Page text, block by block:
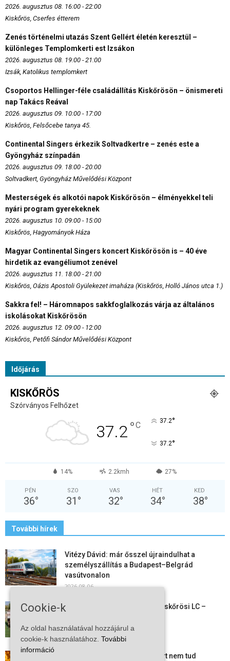
2026. augusztus 08. 16:00 - 22:00
Kiskőrös, Cserfes étterem
Zenés történelmi utazás Szent Gellért életén keresztül –
különleges Templomkerti est Izsákon
2026. augusztus 08. 19:00 - 21:00
Izsák, Katolikus templomkert
Csoportos Hellinger-féle családállítás Kiskőrösön – önismereti
nap Takács Reával
2026. augusztus 09. 10:00 - 17:00
Kiskőrös, Felsőcebe tanya 45.
Continental Singers érkezik Soltvadkertre – zenés este a
Gyöngyház színpadán
2026. augusztus 09. 18:00 - 20:00
Soltvadkert, Gyöngyház Művelődési Központ
Mesterségek és alkotói napok Kiskőrösön – élményekkel teli
nyári program gyerekeknek
2026. augusztus 10. 09:00 - 15:00
Kiskőrös, Hagyományok Háza
Magyar Continental Singers koncert Kiskőrösön is – 40 éve
hirdetik az evangéliumot zenével
2026. augusztus 11. 18:00 - 21:00
Kiskőrös, Oázis Apostoli Gyülekezet imaháza (Kiskőrös, Holló János utca 1.)
Sakkra fel! – Háromnapos sakkfoglalkozás várja az általános
iskolásokat Kiskőrösön
2026. augusztus 12. 09:00 - 12:00
Kiskőrös, Petőfi Sándor Művelődési Központ
Időjárás
KISKŐRÖS
Szórványos Felhőzet
37.2°C 37.2°
37.2°
14% 2.2kmh 27%
PÉN
36°
SZO
31 °
VAS
32°
HÉT
34°
KED
38°
További hírek
Vitézy Dávid: már ősszel újraindulhat a
személyszállítás a Budapest–Belgrád
vasútvonalon
2026-08-06
Megkezdte a felkészülést a Kiskőrösi LC –
2026-08-06
Mi történik Európa felett? Ezért nem tud
Cookie-k
Az oldal használatával hozzájárul a
cookie-k használatához. További
információ